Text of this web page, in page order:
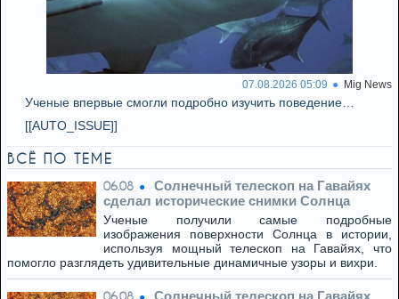
07.08.2026 05:09 Mig News
Ученые впервые смогли подробно изучить поведение…
[[AUTO_ISSUE]]
ВСЁ ПО ТЕМЕ
06.08
Солнечный телескоп на Гавайях
сделал исторические снимки Солнца
Ученые получили самые подробные
изображения поверхности Солнца в истории,
используя мощный телескоп на Гавайях, что
помогло разглядеть удивительные динамичные узоры и вихри.
Солнечный телескоп на Гавайях